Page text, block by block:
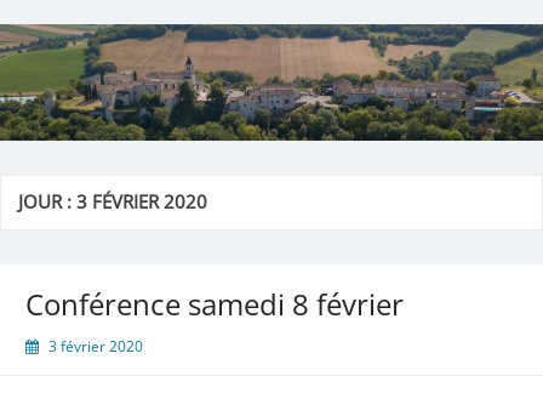
JOUR :3 FÉVRIER 2020
Conférence samedi 8 février
3 février 2020